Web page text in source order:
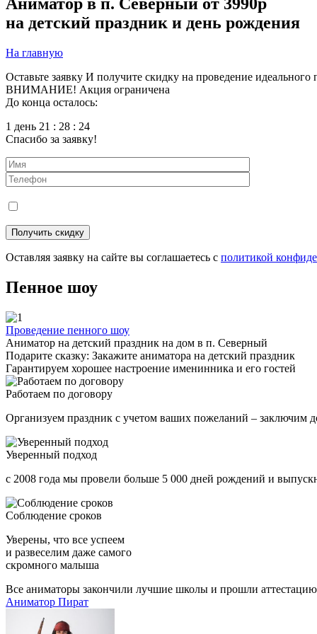
на детский праздник и день рождения
На главную
Оставьте заявку И получите скидку на проведение идеального
ВНИМАНИЕ! Акция ограничена
До конца осталось:
1 день 21 : 28 : 23
Спасибо за заявку!
Оставляя заявку на сайте вы соглашаетесь с политикой
Пенное шоу
Проведение пенного шоу
Аниматор на детский праздник на дом в п. Северный
Подарите сказку: Закажите аниматора на детский праздник
Гарантируем хорошее настроение именинника и его гостей
Работаем по договору
Организуем праздник с учетом ваших пожеланий – заключим
Уверенный подход
с 2008 года мы провели больше 5 000 дней рождений и
Соблюдение сроков
Уверены, что все успеем
и развеселим даже самого
скромного малыша
Все аниматоры закончили лучшие школы и прошли аттестацию
Аниматор Пират